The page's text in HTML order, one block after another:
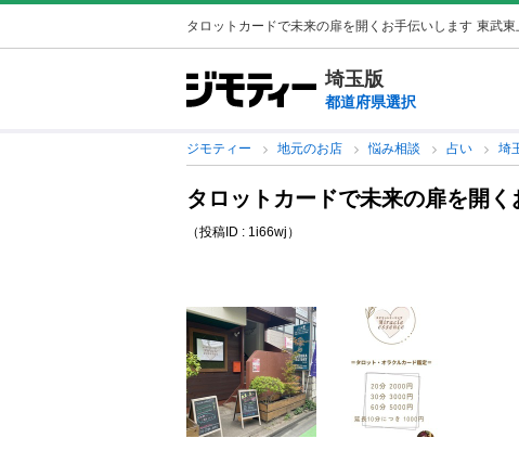
タロットカードで未来の扉を開くお手伝いします 東武東
埼玉版
都道府県選択
ジモティー 地元のお店 悩み相談 占い 埼
タロットカードで未来の扉を開
（投稿ID : 1i66wj）